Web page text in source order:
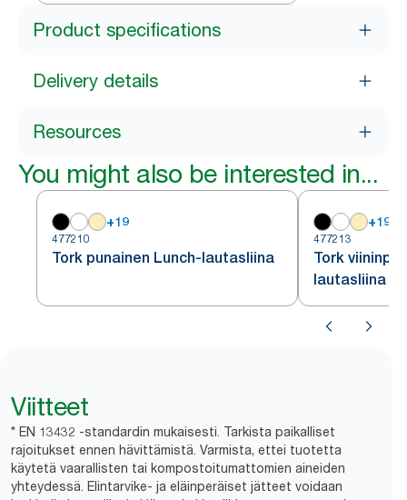
Product specifications
Delivery details
Resources
You might also be interested in...
+19
477210
Tork punainen Lunch-lautasliina
+19
477213
Tork
lautasliina
Viitteet
* EN 13432 -standardin mukaisesti. Tarkista paikalliset
rajoitukset ennen hävittämistä. Varmista, ettei tuotetta
käytetä vaarallisten tai kompostoitumattomien aineiden
yhteydessä. Elintarvike- ja eläinperäiset jätteet voidaan